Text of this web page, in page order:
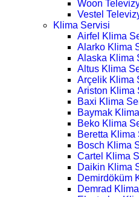
Woon
Vestel
Klima Servisi
Airfel Klima
Alarko Klima
Alaska Klima
Altus Klima
Arçelik Klima
Ariston Klima
Baxi Klima
Baymak
Beko Klima
Beretta Klima
Bosch Klima
Cartel Klima
Daikin Klima
Demirdöküm
Demrad